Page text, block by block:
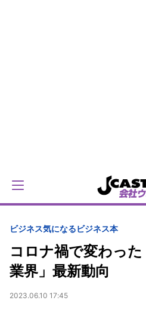
ビジネス気になるビジネス本
コロナ禍で変わっ
業界」最新動向
2023.06.10 17:45